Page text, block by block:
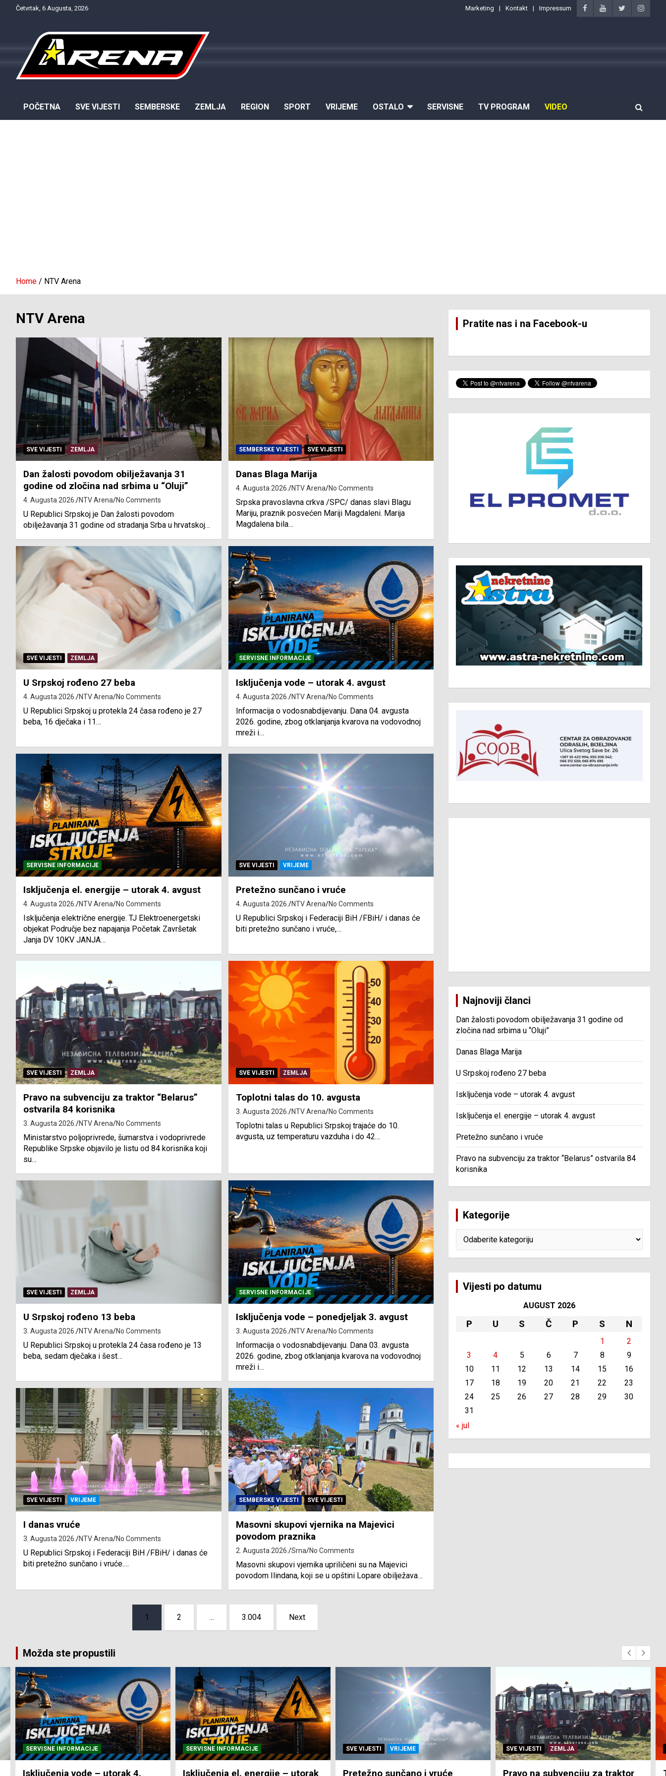
Četvrtak, 6 Augusta, 2026 Marketing Kontakt Impressum
POČETNA SVE VIJESTI SEMBERSKE ZEMLJA REGION SPORT VRIJEME OSTALO SERVISNE TV PROGRAM VIDEO
Home NTV Arena
NTV Arena
SVE VIJESTI ZEMLJA
Dan žalosti povodom obilježavanja 31
godine od zločina nad srbima u “Oluji”
4. Augusta 2026. NTV Arena No Comments
U Republici Srpskoj je Dan žalosti povodom
obilježavanja 31 godine od stradanja Srba u hrvatskoj…
SEMBERSKE VIJESTI SVE VIJESTI
Danas Blaga Marija
4. Augusta 2026. NTV Arena No Comments
Srpska pravoslavna crkva /SPC/ danas slavi Blagu
Mariju, praznik posvećen Mariji Magdaleni. Marija
Magdalena bila…
SVE VIJESTI ZEMLJA
U Srpskoj rođeno 27 beba
4. Augusta 2026. NTV Arena No Comments
U Republici Srpskoj u protekla 24 časa rođeno je 27
beba, 16 dječaka i 11…
SERVISNE INFORMACIJE
Isključenja vode – utorak 4. avgust
4. Augusta 2026. NTV Arena No Comments
Informacija o vodosnabdijevanju. Dana 04. avgusta
2026. godine, zbog otklanjanja kvarova na vodovodnoj
mreži i…
SERVISNE INFORMACIJE
Isključenja el. energije – utorak 4. avgust
4. Augusta 2026. NTV Arena No Comments
Isključenja električne energije. TJ Elektroenergetski
objekat Područje bez napajanja Početak Završetak
Janja DV 10KV JANJA…
SVE VIJESTI VRIJEME
Pretežno sunčano i vruće
4. Augusta 2026. NTV Arena No Comments
U Republici Srpskoj i Federaciji BiH /FBiH/ i danas će
biti pretežno sunčano i vruće,…
SVE VIJESTI ZEMLJA
Pravo na subvenciju za traktor “Belarus”
ostvarila 84 korisnika
3. Augusta 2026. NTV Arena No Comments
Ministarstvo poljoprivrede, šumarstva i vodoprivrede
Republike Srpske objavilo je listu od 84 korisnika koji
su…
SVE VIJESTI ZEMLJA
Toplotni talas do 10. avgusta
3. Augusta 2026. NTV Arena No Comments
Toplotni talas u Republici Srpskoj trajaće do 10.
avgusta, uz temperaturu vazduha i do 42…
SVE VIJESTI ZEMLJA
U Srpskoj rođeno 13 beba
3. Augusta 2026. NTV Arena No Comments
U Republici Srpskoj u protekla 24 časa rođeno je 13
beba, sedam dječaka i šest…
SERVISNE INFORMACIJE
Isključenja vode – ponedjeljak 3. avgust
3. Augusta 2026. NTV Arena No Comments
Informacija o vodosnabdijevanju. Dana 03. avgusta
2026. godine, zbog otklanjanja kvarova na vodovodnoj
mreži i…
SVE VIJESTI VRIJEME
I danas vruće
3. Augusta 2026. NTV Arena No Comments
U Republici Srpskoj i Federaciji BiH /FBiH/ i danas će
biti pretežno sunčano i vruće.…
SEMBERSKE VIJESTI SVE VIJESTI
Masovni skupovi vjernika na Majevici
povodom praznika
2. Augusta 2026. Srna No Comments
Masovni skupovi vjernika upriličeni su na Majevici
povodom Ilindana, koji se u opštini Lopare obilježava…
1 2 … 3.004 Next
Pratite nas i na Facebook-u
Najnoviji članci
Dan žalosti povodom obilježavanja 31 godine od
zločina nad srbima u “Oluji”
Danas Blaga Marija
U Srpskoj rođeno 27 beba
Isključenja vode – utorak 4. avgust
Isključenja el. energije – utorak 4. avgust
Pretežno sunčano i vruće
Pravo na subvenciju za traktor “Belarus” ostvarila 84
korisnika
Kategorije
Vijesti po datumu
AUGUST 2026
P U S Č P S N
1
2
3
4 5 6 7 8
9
10
11 12 13 14 15
16
17
18 19 20 21 22
23
24
25 26 27 28 29
30
31
« jul
Možda ste propustili
SERVISNE INFORMACIJE
Isključenja vode – utorak 4.
SERVISNE INFORMACIJE
Isključenja el. energije – utorak
SVE VIJESTI VRIJEME
Pretežno sunčano i vruće
SVE VIJESTI ZEMLJA
Pravo na subvenciju za traktor